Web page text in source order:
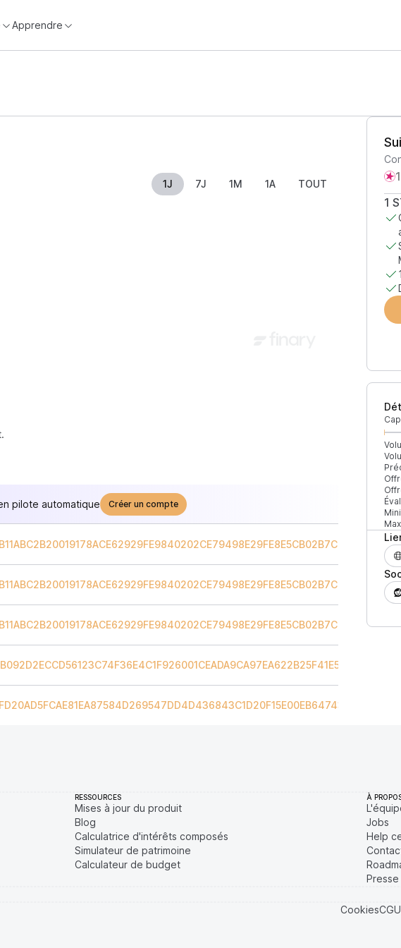
Apprendre
1J 7J 1M 1A TOUT
1
pilote automatique Créer un compte
UOSMO
UOSMO
UOSMO
RESSOURCES
Mises à jour du produit
Blog
Calculatrice d'intérêts composés
Simulateur de patrimoine
Calculateur de budget
À
Jobs
Help
Presse
CookiesCGU